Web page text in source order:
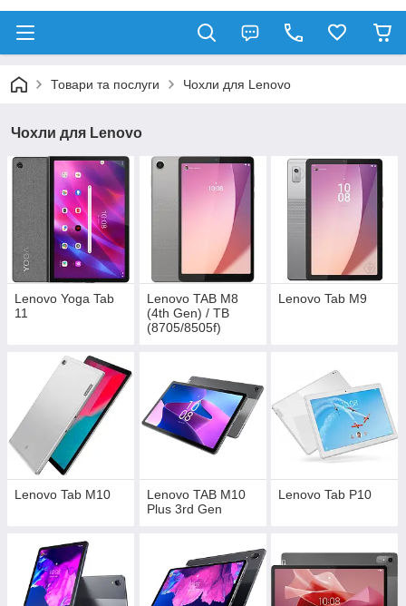
Товари та послуги Чохли для Lenovo
Чохли для Lenovo
Lenovo Yoga Tab
11
Lenovo TAB M8
(4th Gen) / TB
(8705/8505f)
Lenovo Tab M9
Lenovo Tab M10
Lenovo TAB M10
Plus 3rd Gen
Lenovo Tab P10